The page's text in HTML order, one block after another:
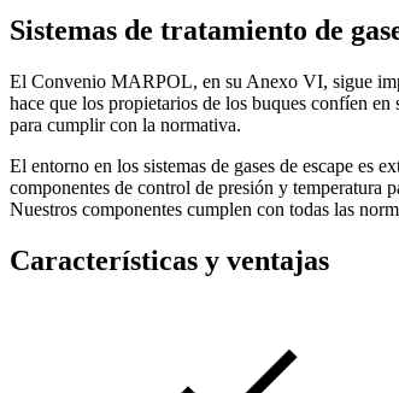
Sistemas de tratamiento de
El Convenio MARPOL, en su Anexo VI, sigue
hace que los propietarios de los buques confíen
para cumplir con la normativa.
El entorno en los sistemas de gases de escape es
componentes de control de presión y temperatura
Nuestros componentes cumplen con todas las
Características y ventajas